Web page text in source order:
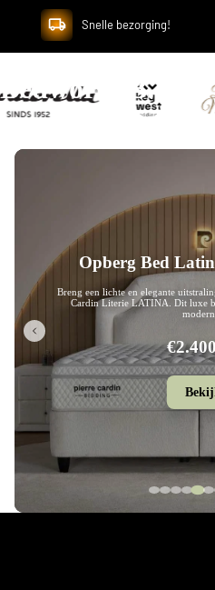
Snelle bezorging!
Bedworld B.V.
Opberg Bed
Breng een eigentijdse en luxe
Cardin Literie LEON. Dit stijlvolle